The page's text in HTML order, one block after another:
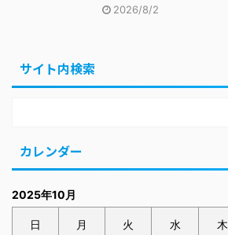
2026/8/2
サイト内検索
カレンダー
2025年10月
日 月 火 水 木